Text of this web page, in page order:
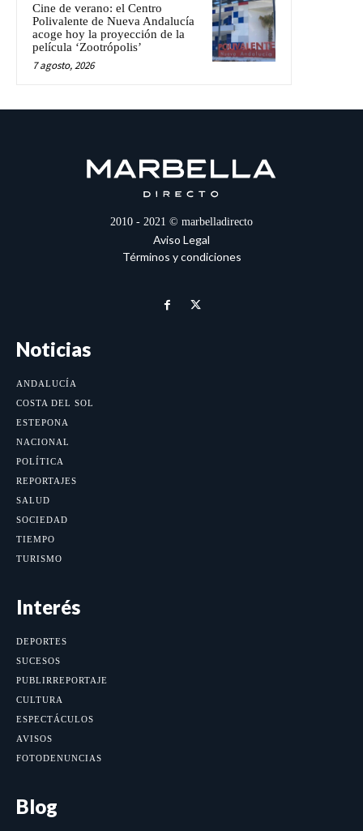
Cine de verano: el Centro
Polivalente de Nueva Andalucía
acoge hoy la proyección de la
película ‘Zootrópolis’
7 agosto, 2026
2010 - 2021 © marbelladirecto
Aviso Legal
Términos y condiciones
Noticias
ANDALUCÍA
COSTA DEL SOL
ESTEPONA
NACIONAL
POLÍTICA
REPORTAJES
SALUD
SOCIEDAD
TIEMPO
TURISMO
Interés
DEPORTES
SUCESOS
PUBLIRREPORTAJE
CULTURA
ESPECTÁCULOS
AVISOS
FOTODENUNCIAS
Blog